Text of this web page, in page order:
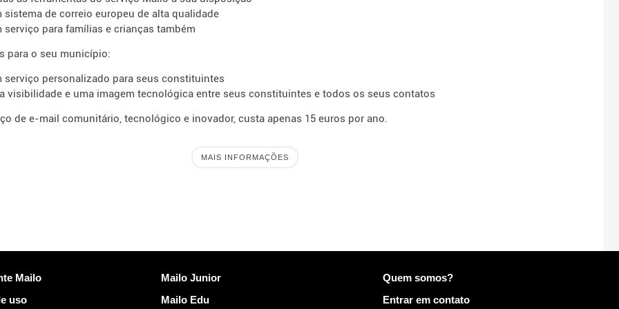
sistema de correio europeu de alta qualidade
serviço para famílias e crianças também
para o seu município:
serviço personalizado para seus constituintes
visibilidade e uma imagem tecnológica entre seus constituintes e todos os seus contatos
de e-mail comunitário, tecnológico e inovador, custa apenas 15 euros por ano.
MAIS INFORMAÇÕES
Mailo
uso
Descobrir Mailo
Mailo Junior
Mailo Edu
Mais informações em Mailo
Quem somos?
Entrar em contato